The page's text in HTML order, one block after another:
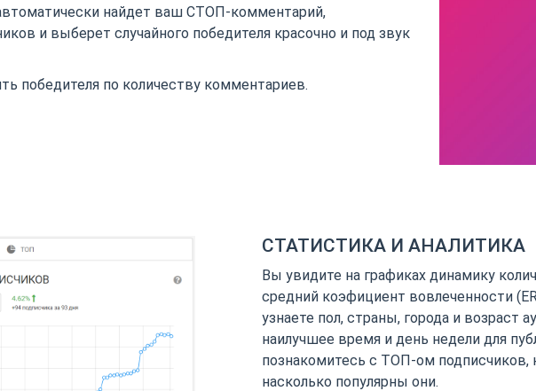
найдет ваш СТОП-комментарий,
и выберет случайного победителя красочно и под звук
победителя по количеству комментариев.
СТАТИСТИКА И АНАЛИТИКА
Вы увидите на графиках динамику
средний коэфициент вовлеченности
узнаете пол, страны, города и возраст
наилучшее время и день недели для
познакомитесь с ТОП-ом подписчиков,
насколько популярны они.